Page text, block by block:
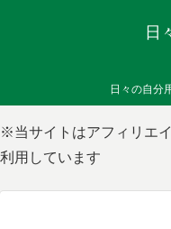
日
日々の自分
※当サイトはアフィリエ
利用しています